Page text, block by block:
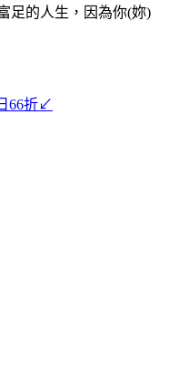
足的人生，因為你(妳)
66折↙